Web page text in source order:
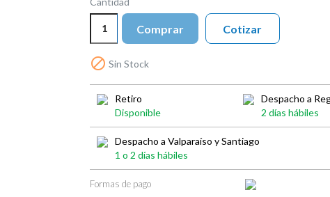
Comprar
 Sin Stock
Cotizar
Retiro
Disponible
Despacho a
2 días hábiles
Despacho a Valparaíso y Santiago
1 o 2 días hábiles
Formas de pago